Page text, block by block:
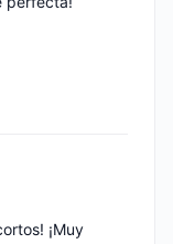
¡Muy